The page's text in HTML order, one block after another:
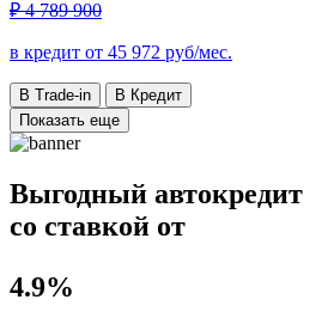
₽ 4 789 900
в кредит от 45 972 руб/мес.
В Trade-in
В Кредит
Показать еще
Выгодный автокредит
со ставкой от
4.9%